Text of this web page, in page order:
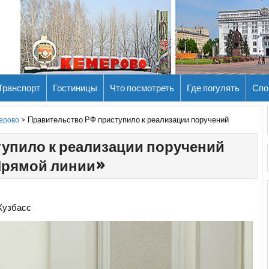
Гостиницы Что посмотреть Где погулять
> Правительство РФ приступило к реализации поручений
к реализации поручений
линии»